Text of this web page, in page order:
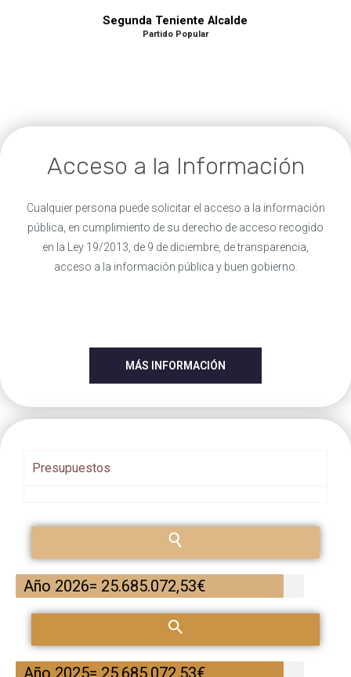
Segunda Teniente Alcalde
Partido Popular
Acceso a la Información
Cualquier persona puede solicitar el acceso a la información
pública, en cumplimiento de su derecho de acceso recogido
en la Ley 19/2013, de 9 de diciembre, de transparencia,
acceso a la información pública y buen gobierno.
MÁS INFORMACIÓN
Presupuestos
Año 2026= 25.685.072,53€
Año 2025= 25.685.072,53€